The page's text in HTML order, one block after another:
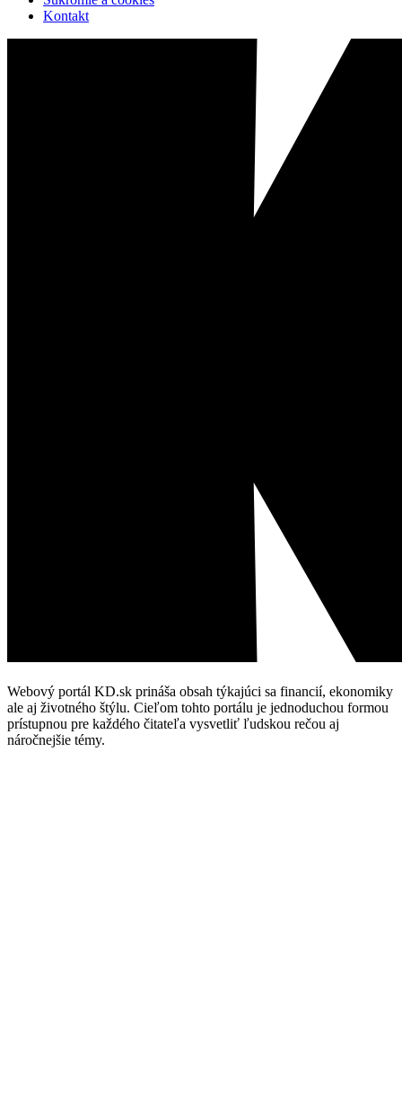
Kontakt
Webový portál KD.sk prináša obsah týkajúci sa financií, ekonomiky
ale aj životného štýlu. Cieľom tohto portálu je jednoduchou formou
prístupnou pre každého čitateľa vysvetliť ľudskou rečou aj
náročnejšie témy.